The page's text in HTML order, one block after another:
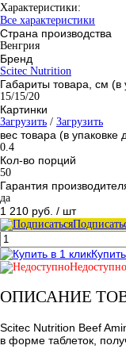
Характеристики:
Все характеристики
Страна производства
Венгрия
Бренд
Scitec Nutrition
Габариты товара, см (в
15/15/20
Картинки
Загрузить / Загрузить
вес товара (в упаковке
0.4
Кол-во порций
50
Гарантия
да
1 210 руб. / шт
Недоступно
ОПИСАНИЕ
Scitec Nutrition Beef
в форме таблеток,